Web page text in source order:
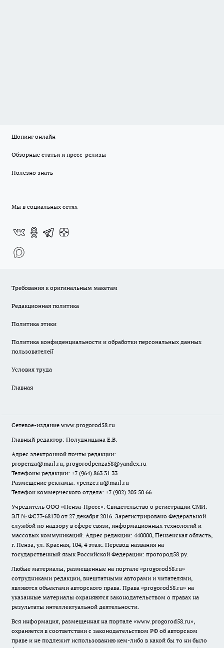
Шопинг онлайн
Обзорные статьи и пресс-релизы
Полезно знать
Мы в социальных сетях
Требования к оригинальным макетам
Редакционная политика
Политика этики
Политика конфиденциальности и обработки персональных данных
пользователей̆
Условия труда
Главная
Сетевое-издание www.progorod58.ru
Главный редактор: Полудницына Е.В.
Адрес электронной почты редакции:
propenza@mail.ru, progorodpenza58@yandex.ru
Телефоны редакции: +7 (964) 863 31 33
Размещение рекламы: vpenze.ru@mail.ru
Телефон коммерческого отдела: +7 (902) 205 50 66
Учредитель ООО «Пенза-Пресс». Свидетельство о регистрации СМИ:
ЭЛ № ФС77-68170 от 27 декабря 2016. Зарегистрировано Федеральной
службой по надзору в сфере связи, информационных технологий и
массовых коммуникаций. Адрес редакции: 440000, Пензенская область,
г. Пенза, ул. Красная, 104, 4 этаж. Перевод названия на
государственный язык Российской Федерации: прогород58.ру.
Любые материалы, размещенные на портале «progorod58.ru»
сотрудниками редакции, внештатными авторами и читателями,
являются объектами авторского права. Права «progorod58.ru» на
указанные материалы охраняются законодательством о правах на
результаты интеллектуальной деятельности.
Вся информация, размещенная на портале «www.progorod58.ru»,
охраняется в соответствии с законодательством РФ об авторском
праве и не подлежит использованию кем-либо в какой бы то ни было